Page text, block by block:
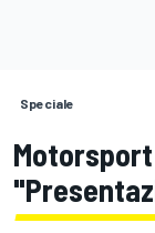
Speciale
Motorsport